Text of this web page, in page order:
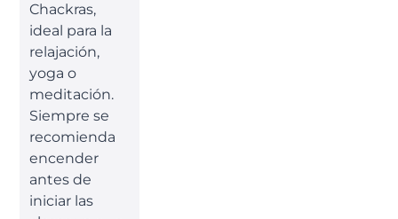
Chackras,
ideal para la
relajación,
yoga o
meditación.
Siempre se
recomienda
encender
antes de
iniciar las